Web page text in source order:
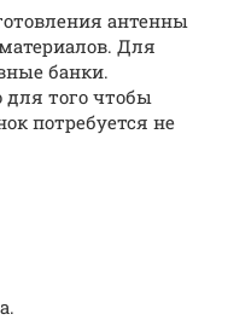
антенны
Для
банки.
того чтобы
потребуется не